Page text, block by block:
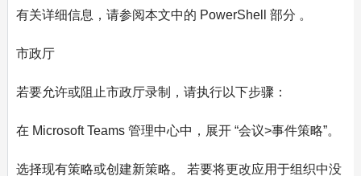
有关详细信息，请参阅本文中的 PowerShell 部分 。
市政厅
若要允许或阻止市政厅录制，请执行以下步骤：
在 Microsoft Teams 管理中心中，展开 “会议>事件策略”。
选择现有策略或创建新策略。 若要将更改应用于组织中没